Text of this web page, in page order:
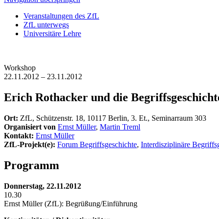
Veranstaltungen des ZfL
ZfL unterwegs
Universitäre Lehre
Workshop
22.11.2012 – 23.11.2012
Erich Rothacker und die
Ort: ZfL, Schützenstr. 18, 10117 Berlin, 3. Et., Seminarraum 303
Organisiert von Ernst Müller, Martin Treml
Kontakt: Ernst Müller
ZfL-Projekt(e): Forum Begriffsgeschichte, Interdisziplinäre
Programm
Donnerstag, 22.11.2012
10.30
Ernst Müller (ZfL): Begrüßung/Einführung